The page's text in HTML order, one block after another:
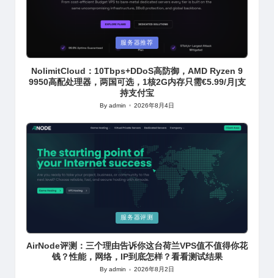
服务器推荐
NolimitCloud：10Tbps+DDoS高防御，AMD Ryzen 9
9950高配处理器，两国可选，1核2G内存只需€5.99/月|支
持支付宝
Posted
Byadmin 2026年8月4日
服务器评测
AirNode评测：三个理由告诉你这台荷兰VPS值不值得你花
钱？性能，网络，IP到底怎样？看看测试结果
Posted
Byadmin 2026年8月2日